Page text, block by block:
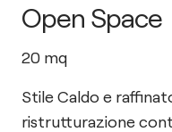
Open Space
20 mq
Stile Caldo e
ristrutturazione